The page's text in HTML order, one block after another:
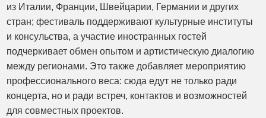
из Италии, Франции, Швейцарии, Германии и других
стран; фестиваль поддерживают культурные институты
и консульства, а участие иностранных гостей
подчеркивает обмен опытом и артистическую диалогию
между регионами. Это также добавляет мероприятию
профессионального веса: сюда едут не только ради
концерта, но и ради встреч, контактов и возможностей
для совместных проектов.